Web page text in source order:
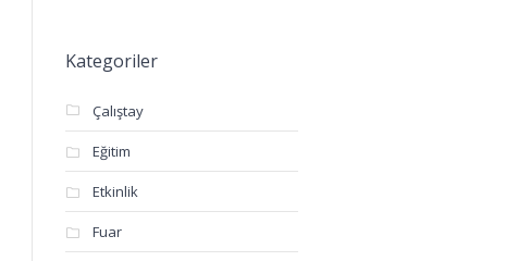
Kategoriler
Çalıştay
Eğitim
Etkinlik
Fuar